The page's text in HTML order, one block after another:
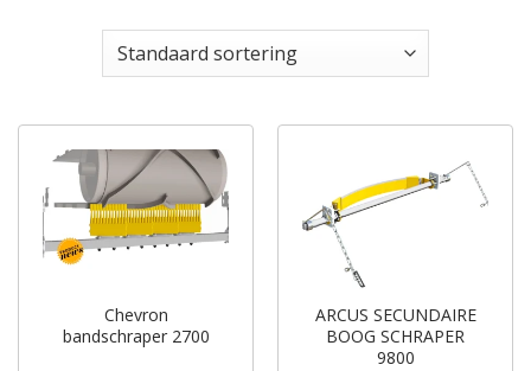
Chevron
bandschraper 2700
ARCUS SECUNDAIRE
BOOG SCHRAPER
9800